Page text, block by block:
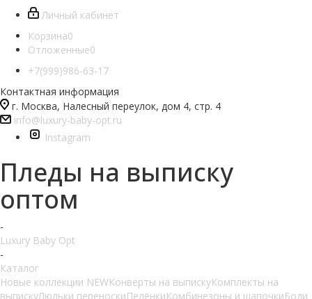
Личный кабинет
Корзина0
Отложенные0
+7(999)986-63-17
Контактная информация
г. Москва, Налесный переулок, дом 4, стр. 4
info@luxury-baby-opt.ru
Instagram
Пледы на выписку
оптом
-
Luxury Baby Opt
-
Каталог
Новые коллекции NEWКонверты на выпискуКомплекты на
выпискуЛюльки переноскиПелёнкиКомбинезоны и шапочкиБоди